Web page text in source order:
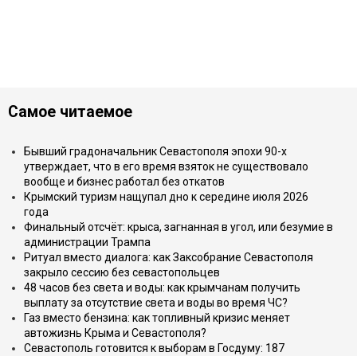
Самое читаемое
Бывший градоначальник Севастополя эпохи 90-х
утверждает, что в его время взяток не существовало
вообще и бизнес работал без откатов
Крымский туризм нащупал дно к середине июля 2026
года
Финальный отсчёт: крыса, загнанная в угол, или безумие в
администрации Трампа
Ритуал вместо диалога: как Заксобрание Севастополя
закрыло сессию без севастопольцев
48 часов без света и воды: как крымчанам получить
выплату за отсутствие света и воды во время ЧС?
Газ вместо бензина: как топливный кризис меняет
автожизнь Крыма и Севастополя?
Севастополь готовится к выборам в Госдуму: 187